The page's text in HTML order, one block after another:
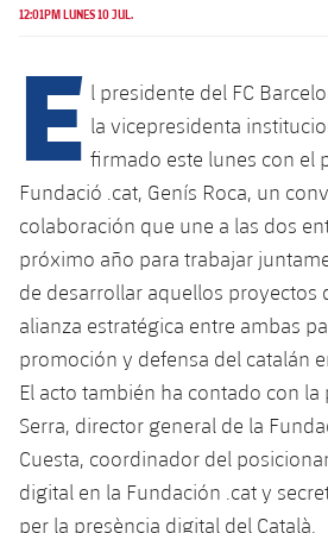
plusicon
más
Instalaciones
Spotify Camp Nou
Palau Blaugrana
Estadi Johan Cruyff
Barça Cafe
Ciutat Esportiva
La Masia
plusicon
más
Servicios
plusicon
más
SUB12
SUB11 A
SUB11 B
SUB10 A
SUB10 B
SUB9 A
SUB9 B
SUB8 A
SUB12 C
SUB11 C
Gameday Shows
Resultados
Clasificación
Jugadores
Fotos
Historia
Palmarés
Base
Junior
Cadete A
Cadete B
Infantil A
Infantil B
Mini
Campus Verano
PLUSICON
MÁS
Primer Equipo
Actualidad
Calendario
Entradas
Resultados
Clasificaciones
Jugadores
Barça Atlètic
Actualidad
Calendario
Resultados
Clasificaciones
Jugadores
Base
Actualidad
Juvenil
Cadete A
PLUSICON
MÁS
Primer equipo
plusicon
más
Actualidad
Calendario
Barça Atlètic
plusicon
más
Actualidad
12:01PM LUNES 10 JUL.
E l presidente del FC
la vicepresidenta
firmado este lunes con el
Fundació .cat, Genís Roca, un
colaboración que une a las dos
próximo año para trabajar
de desarrollar aquellos proyectos
alianza estratégica entre ambas
promoción y defensa del catalán
El acto también ha contado con la
Serra, director general de la
Cuesta, coordinador del
digital en la Fundación .cat y
per la presència digital del Català.